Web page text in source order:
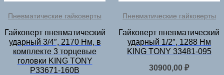
Пневматические гайковерты
Гайковерт пневматический
ударный 3/4″, 2170 Нм, в
комплекте 3 торцевые
головки KING TONY
P33671-160B
Пневматические гайковерты
Гайковерт пневматический
ударный 1/2″, 1288 Нм
KING TONY 33481-095
30900,00₽